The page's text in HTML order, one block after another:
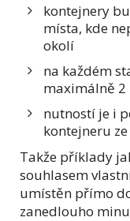
kontejnery
místa, kde
okolí
na každém
maximálně 2
nutností je i
kontejneru
Takže příklady
souhlasem
umístěn přímo
zanedlouho